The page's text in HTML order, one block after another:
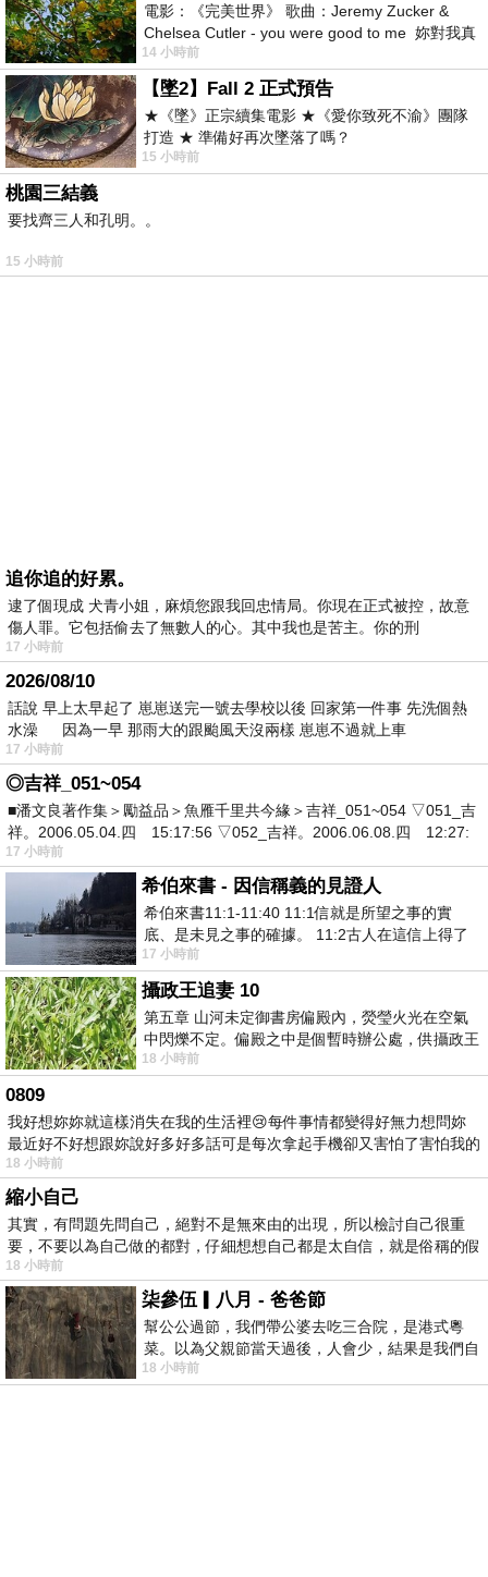
電影：《完美世界》 歌曲：Jeremy Zucker &
Chelsea Cutler - you were good to me 妳對我真
好 因
14 小時前
【墜2】Fall 2 正式預告
★《墜》正宗續集電影 ★《愛你致死不渝》團隊
打造 ★ 準備好再次墜落了嗎？
15 小時前
桃園三結義
要找齊三人和孔明。。
15 小時前
追你追的好累。
逮了個現成 犬青小姐，麻煩您跟我回忠情局。你現在正式被控，故意
傷人罪。它包括偷去了無數人的心。其中我也是苦主。你的刑
17 小時前
2026/08/10
話說 早上太早起了 崽崽送完一號去學校以後 回家第一件事 先洗個熱
水澡 因為一早 那雨大的跟颱風天沒兩樣 崽崽不過就上車
17 小時前
◎吉祥_051~054
■潘文良著作集＞勵益品＞魚雁千里共今緣＞吉祥_051~054 ▽051_吉
祥。2006.05.04.四 15:17:56 ▽052_吉祥。2006.06.08.四 12:27:
17 小時前
希伯來書 - 因信稱義的見證人
希伯來書11:1-11:40 11:1信就是所望之事的實
底、是未見之事的確據。 11:2古人在這信上得了
美好的證據。 11:3我們因着信、就知道
17 小時前
攝政王追妻 10
第五章 山河未定御書房偏殿內，熒瑩火光在空氣
中閃爍不定。偏殿之中是個暫時辦公處，供攝政王
於皇宮內廷裡處理公務已然很多年。房內
18 小時前
0809
我好想妳妳就這樣消失在我的生活裡😢每件事情都變得好無力想問妳
最近好不好想跟妳說好多好多話可是每次拿起手機卻又害怕了害怕我的
出現
18 小時前
縮小自己
其實，有問題先問自己，絕對不是無來由的出現，所以檢討自己很重
要，不要以為自己做的都對，仔細想想自己都是太自信，就是俗稱的假
18 小時前
柒參伍▎八月 - 爸爸節
幫公公過節，我們帶公婆去吃三合院，是港式粵
菜。以為父親節當天過後，人會少，結果是我們自
己想多了。人陸續地進，滿滿都是人，個人
18 小時前